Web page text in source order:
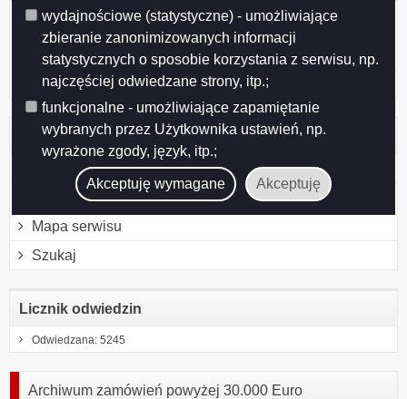
wydajnościowe (statystyczne) - umożliwiające
zbieranie zanonimizowanych informacji
statystycznych o sposobie korzystania z serwisu, np.
najczęściej odwiedzane strony, itp.;
funkcjonalne - umożliwiające zapamiętanie
wybranych przez Użytkownika ustawień, np.
wyrażone zgody, język, itp.;
Akceptuję wymagane Akceptuję
Zamówienie nr 636085-N-2018 z dnia 2018-10-16 -
Dostawa wraz z montażem elementów świątecznej
dekoracji świetlnej na terenie miasta Suwałki
Archiwum zamówień powyżej 30.000 Euro
Pomoc
Redakcja Biuletynu
Instrukcja korzystania z BIP
Mapa serwisu
Szukaj
Licznik odwiedzin
Odwiedzana: 5245
Archiwum zamówień powyżej 30.000 Euro